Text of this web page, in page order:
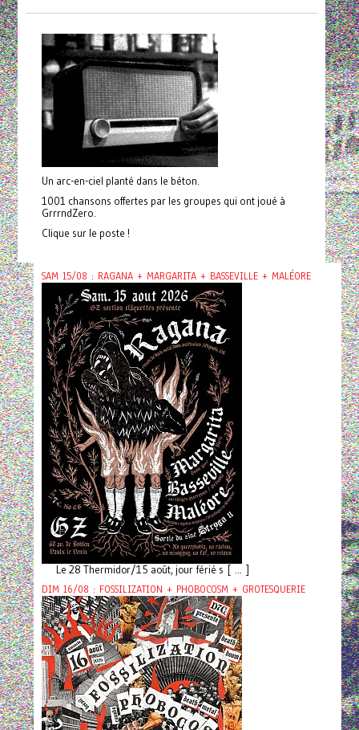
Un arc-en-ciel planté dans le béton.
1001 chansons offertes par les groupes qui ont joué à
GrrrndZero.
Clique sur le poste !
SAM 15/08 : RAGANA + MARGARITA + BASSEVILLE + MALÉORE
Le 28 Thermidor/15 août, jour férié s [ ... ]
DIM 16/08 : FOSSILIZATION + PHOBOCOSM + GROTESQUERIE